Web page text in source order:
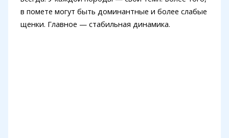
в помете могут быть доминантные и более слабые
щенки. Главное — стабильная динамика.